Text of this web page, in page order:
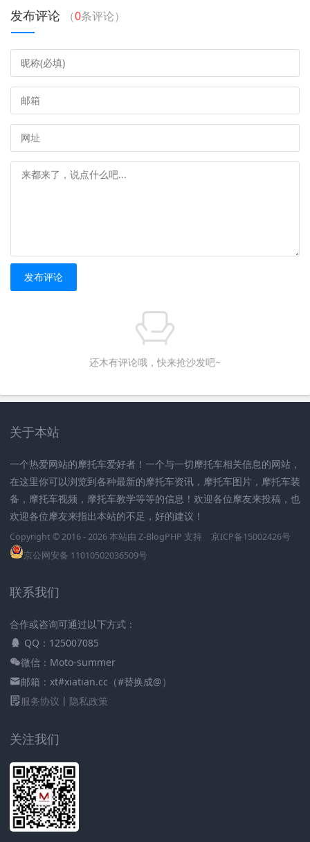
发布评论 （0条评论）
发布评论
还木有评论哦，快来抢沙发吧~
关于本站
一个热爱网站的摩托车爱好者！一个与一切摩托车相关信息的网站，
在这里你可以浏览到各种最新的摩托车资讯，摩托车图片，摩托车装
备，摩托车视频，摩托车教学等等的信息！欢迎各位摩友来投稿，也
欢迎各位摩友来指出本站的不足，好的建议！
Copyright © 2016 - 2026 本站由 Z-BlogPHP 支持
京ICP备15002426号
京公网安备 11010502036509号
联系我们
合作或咨询可通过以下方式：
QQ：125007085
微信：Moto-summer
邮箱：xt#xiatian.cc（#替换成@）
服务协议 丨 隐私政策
关注我们